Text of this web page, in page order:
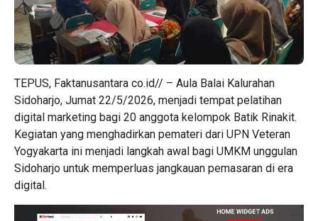
TEPUS, Faktanusantara co.id// – Aula Balai Kalurahan
Sidoharjo, Jumat 22/5/2026, menjadi tempat pelatihan
digital marketing bagi 20 anggota kelompok Batik Rinakit.
Kegiatan yang menghadirkan pemateri dari UPN Veteran
Yogyakarta ini menjadi langkah awal bagi UMKM unggulan
Sidoharjo untuk memperluas jangkauan pemasaran di era
digital.